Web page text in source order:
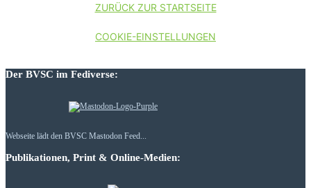
ZURÜCK ZUR STARTSEITE
COOKIE-EINSTELLUNGEN
Der BVSC im Fediverse:
Webseite lädt den BVSC Mastodon Feed...
Publikationen, Print & Online-Medien: